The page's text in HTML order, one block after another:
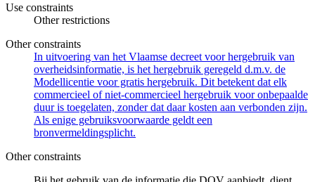
Use constraints
Other restrictions
Other constraints
In uitvoering van het Vlaamse decreet voor hergebruik van
overheidsinformatie, is het hergebruik geregeld d.m.v. de
Modellicentie voor gratis hergebruik. Dit betekent dat elk
commercieel of niet-commercieel hergebruik voor onbepaalde
duur is toegelaten, zonder dat daar kosten aan verbonden zijn.
Als enige gebruiksvoorwaarde geldt een
bronvermeldingsplicht.
Other constraints